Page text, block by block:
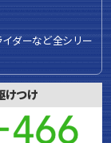
ダーなど全シリー
けつけ